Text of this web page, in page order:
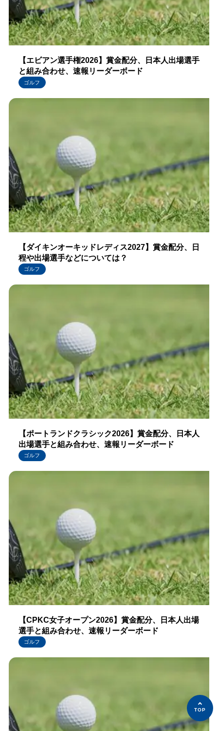
【エビアン選手権2026】賞金配分、日本人出場選手
と組み合わせ、速報リーダーボード
ゴルフ
【ダイキンオーキッドレディス2027】賞金配分、日
程や出場選手などについては？
ゴルフ
【ポートランドクラシック2026】賞金配分、日本人
出場選手と組み合わせ、速報リーダーボード
ゴルフ
【CPKC女子オープン2026】賞金配分、日本人出場
選手と組み合わせ、速報リーダーボード
ゴルフ